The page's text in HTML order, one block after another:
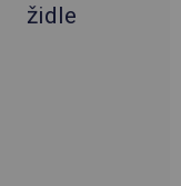
židle